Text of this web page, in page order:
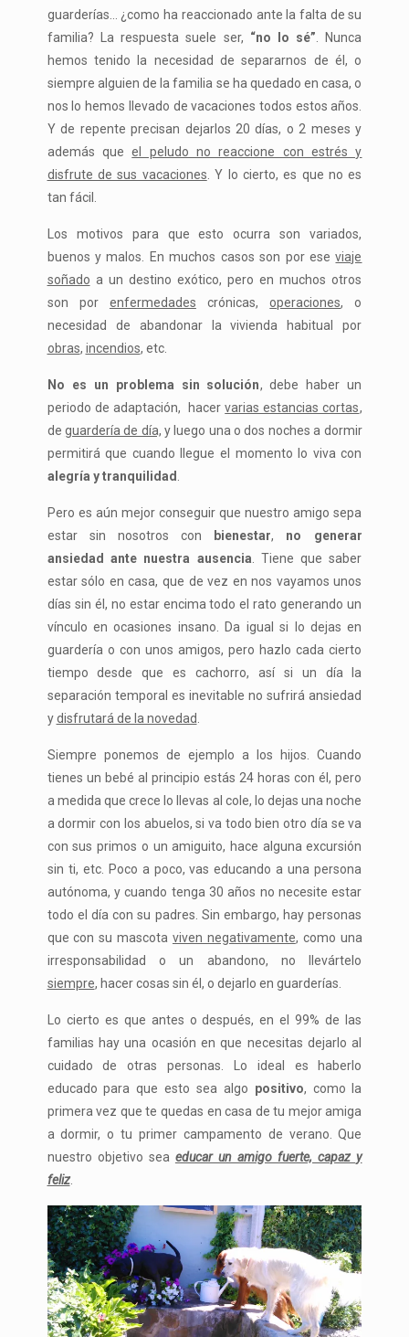
guarderías… ¿como ha reaccionado ante la falta de su
familia? La respuesta suele ser, “no lo sé” . Nunca
hemos tenido la necesidad de separarnos de él, o
siempre alguien de la familia se ha quedado en casa, o
nos lo hemos llevado de vacaciones todos estos años.
Y de repente precisan dejarlos 20 días, o 2 meses y
además queel peludo no reaccione con estrés y
disfrute de sus vacaciones . Y lo cierto, es que no es
tan fácil.
Los motivos para que esto ocurra son variados,
buenos y malos. En muchos casos son por eseviaje
soñado a un destino exótico, pero en muchos otros
son por enfermedades crónicas,operaciones, o
necesidad de abandonar la vivienda habitual por
obras, incendios, etc.
No es un problema sin solución, debe haber un
periodo de adaptación, hacervarias estancias cortas,
de guardería de día, y luego una o dos noches a dormir
permitirá que cuando llegue el momento lo viva con
alegría y tranquilidad
Pero es aún mejor conseguir que nuestro amigo sepa
estar sin nosotros con
bienestar, no generar
ansiedad ante nuestra ausencia . Tiene que saber
estar sólo en casa, que de vez en nos vayamos unos
días sin él, no estar encima todo el rato generando un
vínculo en ocasiones insano. Da igual si lo dejas en
guardería o con unos amigos, pero hazlo cada cierto
tiempo desde que es cachorro, así si un día la
separación temporal es inevitable no sufrirá ansiedad
ydisfrutará de la novedad
Siempre ponemos de ejemplo a los hijos. Cuando
tienes un bebé al principio estás 24 horas con él, pero
a medida que crece lo llevas al cole, lo dejas una noche
a dormir con los abuelos, si va todo bien otro día se va
con sus primos o un amiguito, hace alguna excursión
sin ti, etc. Poco a poco, vas educando a una persona
autónoma, y cuando tenga 30 años no necesite estar
todo el día con su padres. Sin embargo, hay personas
que con su mascota viven negativamente, como una
irresponsabilidad o un abandono, no llevártelo
siempre, hacer cosas sin él, o dejarlo en guarderías.
Lo cierto es que antes o después, en el 99% de las
familias hay una ocasión en que necesitas dejarlo al
cuidado de otras personas. Lo ideal es haberlo
educado para que esto sea algo positivo, como la
primera vez que te quedas en casa de tu mejor amiga
a dormir, o tu primer campamento de verano. Que
nuestro objetivo sea educar un amigo fuerte, capaz y
feliz.